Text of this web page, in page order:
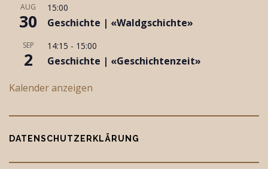
o
n
AUG
30
15:00
Geschichte | «Waldgschichte»
SEP
2
14:15 - 15:00
Geschichte | «Geschichtenzeit»
Kalender anzeigen
DATENSCHUTZERKLÄRUNG